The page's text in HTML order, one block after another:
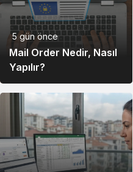
Worldcoin
Ondo 11,52
PAX Gold 216.054,45
Global
Dollar
44,89
5 gün önce
Mail Order Nedir, Nasıl
Yapılır?